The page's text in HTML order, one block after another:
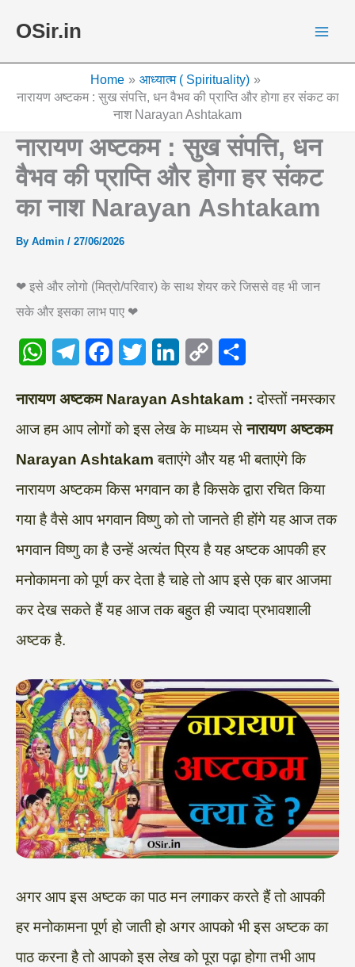
OSir.in
Home
आध्यात्म ( Spirituality)
नारायण अष्टकम : सुख संपत्ति, धन वैभव की प्राप्ति और होगा हर संकट का
नाश Narayan Ashtakam
नारायण अष्टकम : सुख संपत्ति, धन
वैभव की प्राप्ति और होगा हर संकट
का नाश Narayan Ashtakam
By Admin / 27/06/2026
❤ इसे और लोगो (मित्रो/परिवार) के साथ शेयर करे जिससे वह भी जान
सके और इसका लाभ पाए ❤
h
a
t
s
A
e
l
e
g
r
a
a
c
e
b
o
w
i
t
t
e
i
n
k
e
d
o
p
y
L
i
h
a
r
e
नारायण अष्टकम Narayan Ashtakam :दोस्तों नमस्कार
आज हम आप लोगों को इस लेख के माध्यम सेनारायण अष्टकम
Narayan Ashtakam बताएंगे और यह भी बताएंगे कि
नारायण अष्टकम किस भगवान का है किसके द्वारा रचित किया
गया है वैसे आप भगवान विष्णु को तो जानते ही होंगे यह आज तक
भगवान विष्णु का है उन्हें अत्यंत प्रिय है यह अष्टक आपकी हर
मनोकामना को पूर्ण कर देता है चाहे तो आप इसे एक बार आजमा
कर देख सकते हैं यह आज तक बहुत ही ज्यादा प्रभावशाली
अष्टक है.
अगर आप इस अष्टक का पाठ मन लगाकर करते हैं तो आपकी
हर मनोकामना पूर्ण हो जाती हो अगर आपको भी इस अष्टक का
पाठ करना है तो आपको इस लेख को पूरा पढ़ा होगा तभी आप